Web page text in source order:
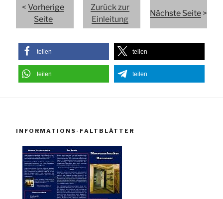
<Vorherige
Seite
Zurück zur
Einleitung
Nächste Seite >
teilen teilen
teilen teilen
INFORMATIONS-FALTBLÄTTER